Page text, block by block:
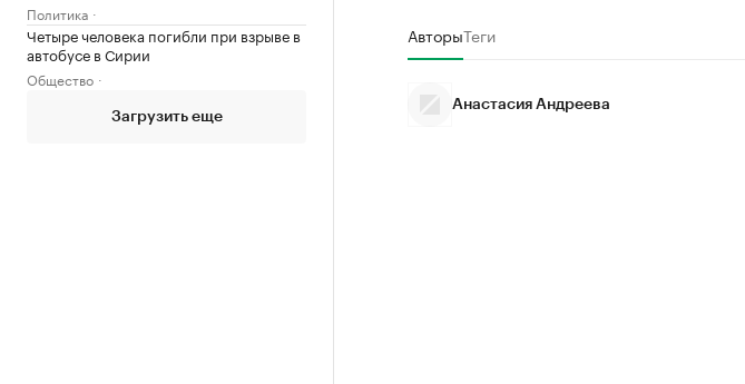
Политика
Четыре человека погибли при взрыве в
автобусе в Сирии
Общество
Загрузить еще
АвторыТеги
Анастасия Андреева